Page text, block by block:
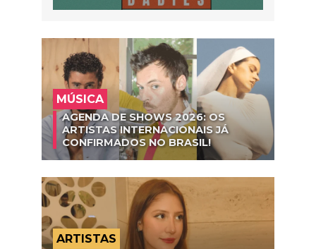
MÚSICA
AGENDA DE SHOWS 2026: OS
ARTISTAS INTERNACIONAIS JÁ
CONFIRMADOS NO BRASIL!
ARTISTAS